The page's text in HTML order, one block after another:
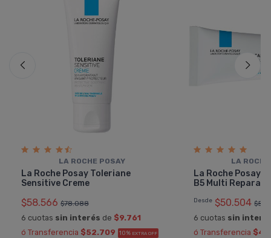
LA ROCHE POSAY
La Roche Posay Toleriane
Sensitive Creme
$58.566 $78.088
6 cuotas sin interés de $9.761
ó Transferencia $52.709 10% EXTRA OFF
LA
La Roche Posay
B5 Multi
Desde $50.504
6 cuotas sin
ó Transferencia